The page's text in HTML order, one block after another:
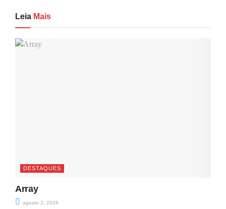
Leia Mais
DESTAQUES
Array
agosto 2, 2026